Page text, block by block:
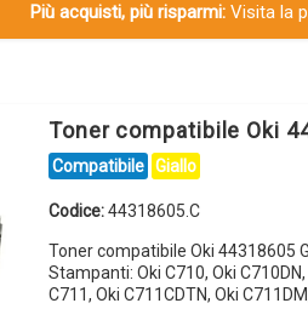
Più acquisti, più risparmi:Visita la
Toner compatibile Oki
Compatibile Giallo
Codice:44318605.C
Toner compatibile Oki 44318605
Stampanti: Oki C710, Oki
C711, Oki C711CDTN, Oki